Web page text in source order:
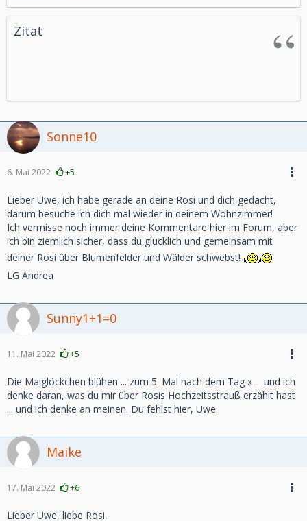
Zitat
Sonne10
6. Mai 2022 +5
Lieber Uwe, ich habe gerade an deine Rosi und dich gedacht,
darum besuche ich dich mal wieder in deinem Wohnzimmer!
Ich vermisse noch immer deine Kommentare hier im Forum, aber
ich bin ziemlich sicher, dass du glücklich und gemeinsam mit
deiner Rosi über Blumenfelder und Wälder schwebst!
LG Andrea
Sunny1+1=0
11. Mai 2022 +5
Die Maiglöckchen blühen ... zum 5. Mal nach dem Tag x ... und ich
denke daran, was du mir über Rosis Hochzeitsstrauß erzählt hast
... und ich denke an meinen. Du fehlst hier, Uwe.
Maike
17. Mai 2022 +6
Lieber Uwe, liebe Rosi,